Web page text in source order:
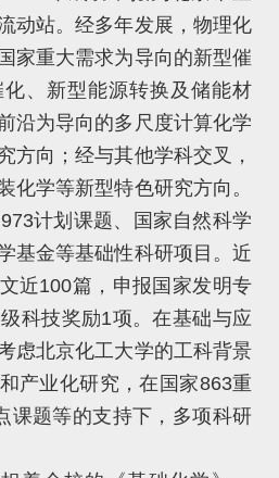
动站。经多年发展，物理化
家重大需求为导向的新型催
、新型能源转换及储能材
沿为导向的多尺度计算化学
方向；经与其他学科交叉，
化学等新型特色研究方向。
计划课题、国家自然科学
基金等基础性科研项目。近
近100篇，申报国家发明专
科技奖励1项。在基础与应
虑北京化工大学的工科背景
产业化研究，在国家863重
课题等的支持下，多项科研